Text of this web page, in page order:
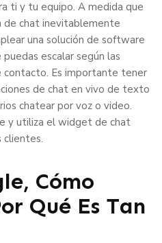
ti y tu equipo. A medida que
de chat inevitablemente
una solución de software
escalar según las
contacto. Es importante tener
de chat en vivo de texto
chatear por voz o video.
y utiliza el widget de chat
clientes.
Cómo
Qué Es Tan